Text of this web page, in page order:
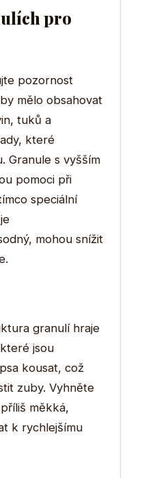
pro
pozornost
mělo obsahovat
tuků a
které
Granule s vyšším
pomoci při
speciální
mohou snížit
granulí hraje
jsou
kousat, což
zuby. Vyhněte
měkká,
k rychlejšímu